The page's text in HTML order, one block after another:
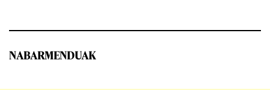
NABARMENDUAK